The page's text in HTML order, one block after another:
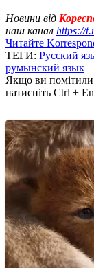
Новини від
наш канал https://
Читайте
ТЕГИ: Русский
румынский язык
Якщо ви помітили
натисніть Ctrl +